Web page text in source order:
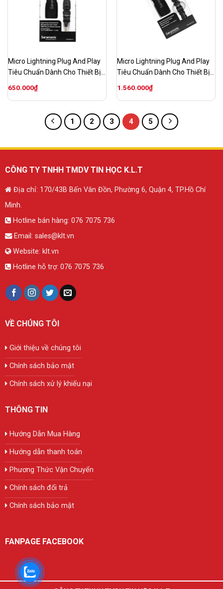
Micro Lightning Plug And Play
Tiêu Chuẩn Dành Cho Thiết Bị
IOS SR-SmartMic5 S
650.000₫
Micro Lightning Plug And Play
Tiêu Chuẩn Dành Cho Thiết Bị
IOS SR-SmartMic5 Uc
1.560.000₫
1 2 3 4 5
CÔNG TY TNHH TMDV TIN HỌC K.L.T
Địa chỉ: 170/43B Bến Vân Đồn, Phường 6, Quận 4, TP.Hồ Chí
Minh.
Hotline bán hàng: 076 7075 736
Email: sales@klt.vn
Website: klt.vn
Hotline hỗ trợ: 076 7075 736
VỀ CHÚNG TÔI
Giới thiệu về chúng tôi
Chính sách bảo mật
Chính sách xử lý khiếu nại
THÔNG TIN
Hướng Dẫn Mua Hàng
Hướng dẫn thanh toán
Phương Thức Vận Chuyển
Chính sách đổi trả
Chính sách bảo mật
FANPAGE FACEBOOK